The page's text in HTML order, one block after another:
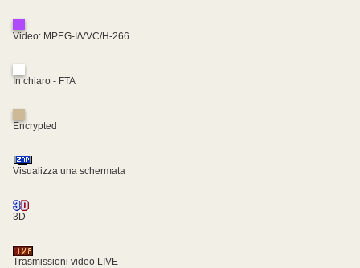
Video: MPEG-I/VVC/H-266
In chiaro - FTA
Encrypted
Visualizza una schermata
3D
Trasmissioni video LIVE